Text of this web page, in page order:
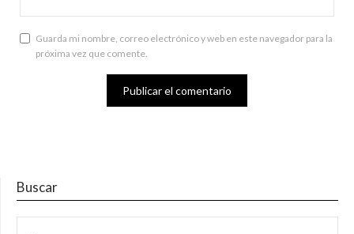
Guarda mi nombre, correo electrónico y web en este navegador para la
próxima vez que comente.
Buscar